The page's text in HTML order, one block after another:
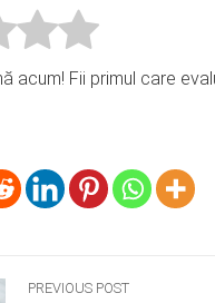
acum! Fii primul care
PREVIOUS POST